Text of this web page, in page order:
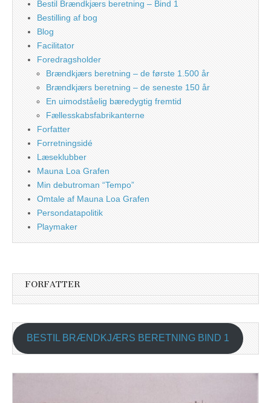
Bestil Brændkjærs beretning – Bind 1
Bestilling af bog
Blog
Facilitator
Foredragsholder
Brændkjærs beretning – de første 1.500 år
Brændkjærs beretning – de seneste 150 år
En uimodståelig bæredygtig fremtid
Fællesskabsfabrikanterne
Forfatter
Forretningsidé
Læseklubber
Mauna Loa Grafen
Min debutroman “Tempo”
Omtale af Mauna Loa Grafen
Persondatapolitik
Playmaker
FORFATTER
BESTIL BRÆNDKJÆRS BERETNING BIND 1